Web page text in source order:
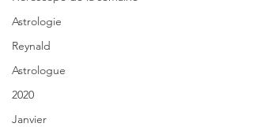
Astrologie
Reynald
Astrologue
2020
Janvier